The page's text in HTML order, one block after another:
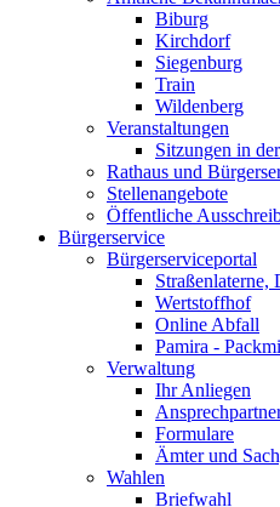
Biburg
Kirchdorf
Siegenburg
Train
Wildenberg
Veranstaltungen
Sitzungen in
Rathaus und
Stellenangebote
Öffentliche
Bürgerservice
Bürgerserviceportal
Straßenlaterne,
Wertstoffhof
Online Abfall
Pamira -
Verwaltung
Ihr Anliegen
Formulare
Ämter und
Wahlen
Briefwahl